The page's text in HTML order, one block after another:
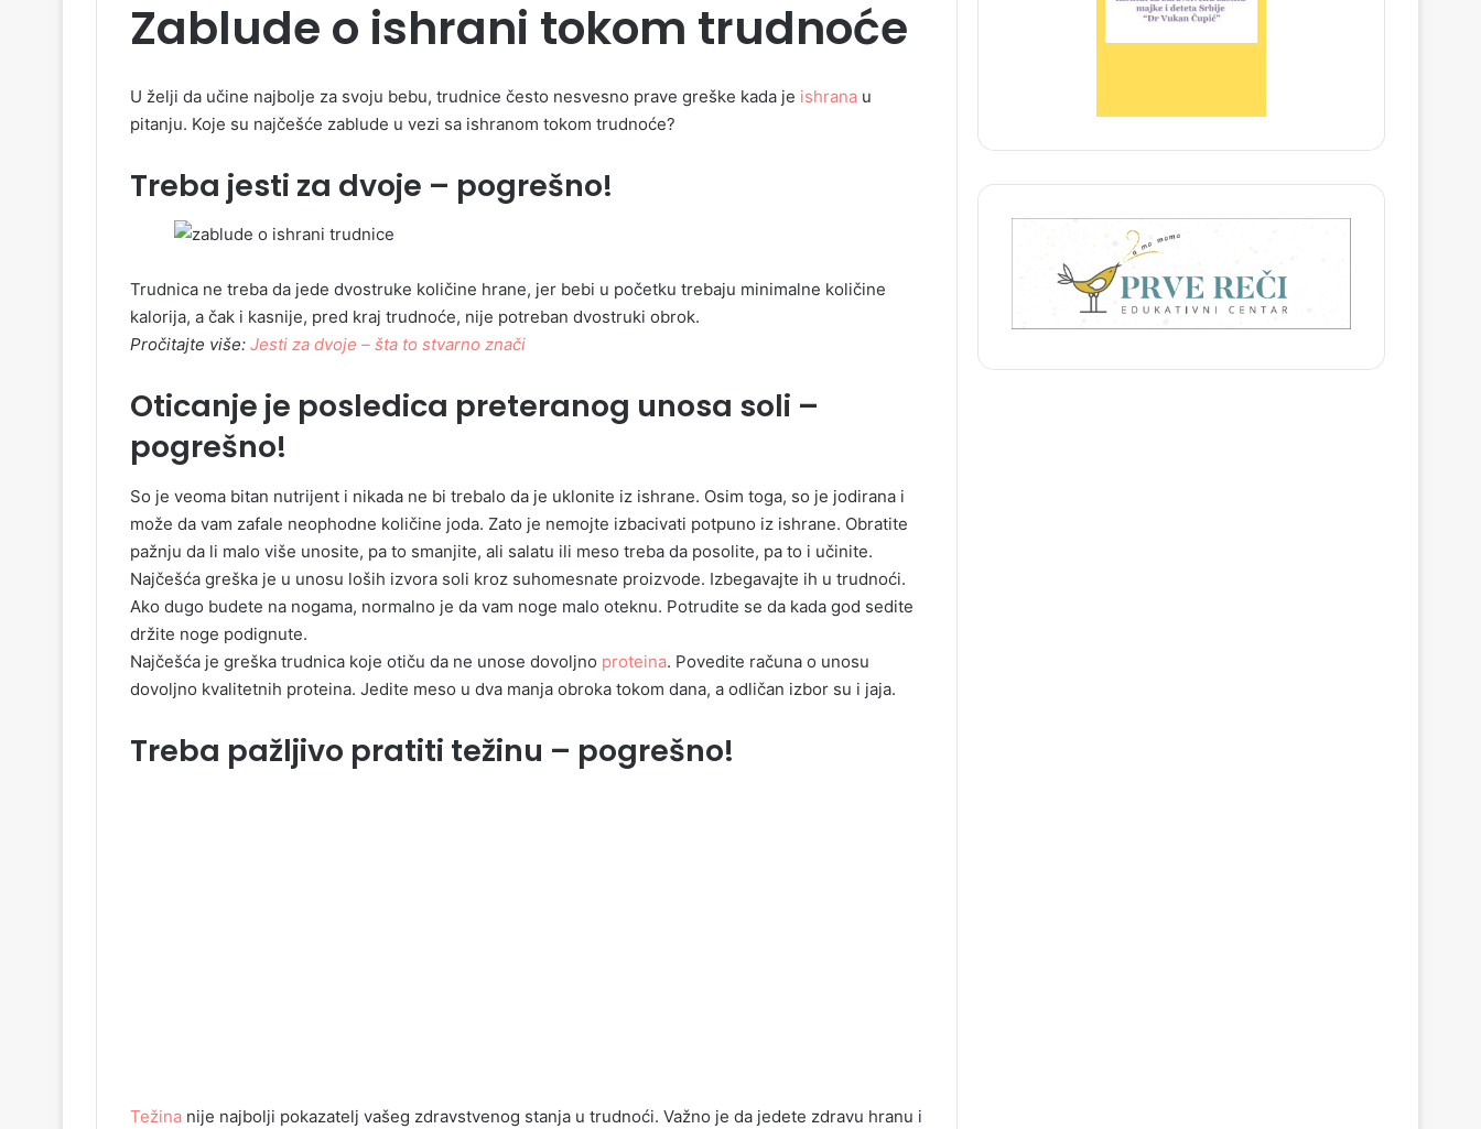
Zablude o ishrani tokom trudnoće
U želji da učine najbolje za svoju bebu, trudnice često nesvesno prave greške kada je ishrana u
pitanju. Koje su najčešće zablude u vezi sa ishranom tokom trudnoće?
Treba jesti za dvoje – pogrešno!
Trudnica ne treba da jede dvostruke količine hrane, jer bebi u početku trebaju minimalne količine
kalorija, a čak i kasnije, pred kraj trudnoće, nije potreban dvostruki obrok.
Pročitajte više: Jesti za dvoje – šta to stvarno znači
Oticanje je posledica preteranog unosa soli –
pogrešno!
So je veoma bitan nutrijent i nikada ne bi trebalo da je uklonite iz ishrane. Osim toga, so je jodirana i
može da vam zafale neophodne količine joda. Zato je nemojte izbacivati potpuno iz ishrane. Obratite
pažnju da li malo više unosite, pa to smanjite, ali salatu ili meso treba da posolite, pa to i učinite.
Najčešća greška je u unosu loših izvora soli kroz suhomesnate proizvode. Izbegavajte ih u trudnoći.
Ako dugo budete na nogama, normalno je da vam noge malo oteknu. Potrudite se da kada god sedite
držite noge podignute.
Najčešća je greška trudnica koje otiču da ne unose dovoljno proteina. Povedite računa o unosu
dovoljno kvalitetnih proteina. Jedite meso u dva manja obroka tokom dana, a odličan izbor su i jaja.
Treba pažljivo pratiti težinu – pogrešno!
Težina nije najbolji pokazatelj vašeg zdravstvenog stanja u trudnoći. Važno je da jedete zdravu hranu i